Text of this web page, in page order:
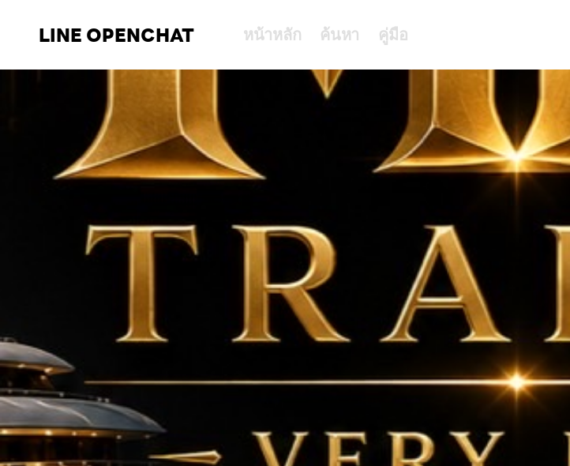
LINE OPENCHAT หน้าหลัก ค้นหา คู่มือ